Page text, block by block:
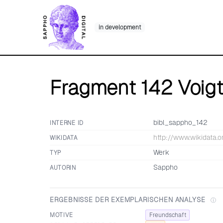
in development
Fragment 142 Voigt
INTERNE ID bibl_sappho_142
WIKIDATA http://
TYP Werk
AUTORIN Sappho
ERGEBNISSE DER EXEMPLARISCHEN ANALYSE ⓘ
MOTIVE
Freundschaft